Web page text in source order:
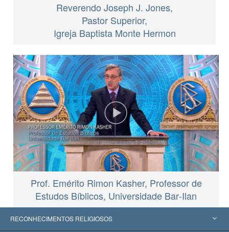
Reverendo Joseph J. Jones,
Pastor Superior,
Igreja Baptista Monte Hermon
Prof. Emérito Rimon Kasher, Professor de
Estudos Bíblicos, Universidade Bar‑Ilan
RECONHECIMENTOS RELIGIOSOS